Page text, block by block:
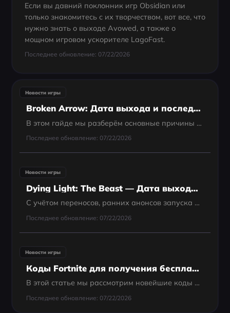
Если вы давний поклонник игр Obsidian или
только знакомитесь с их творчеством, вот все, что
нужно знать о выходе Avowed, а также о
мощном игровом ускорителе LagoFast.
Последнее обновление: 07/22/2026
Новости игры
Broken Arrow: Дата выхода и последние новости
В этом гайде мы разберём основные причины таких сбоев, способы проверки статуса серверов, эффективные решения и то, как LagoFast может улучшить ваше подключение и общее качество геймплея.
Последнее обновление: 07/22/2026
Новости игры
Dying Light: The Beast — Дата выхода и подробности
С учётом переносов, ранних анонсов запуска и уточнения деталей по платформам, вот всё, что вам нужно знать: дата выхода, платформы, мультиплеер, издания и многое другое.
Последнее обновление: 07/22/2026
Новости игры
Коды Fortnite для получения бесплатных наград в 2024 году
В этой статье мы рассмотрим новейшие коды активации Fortnite для бесплатных наград, таких как бесплатные V-Bucks, эмоции, костюмы и многое другое.
Последнее обновление: 07/22/2026